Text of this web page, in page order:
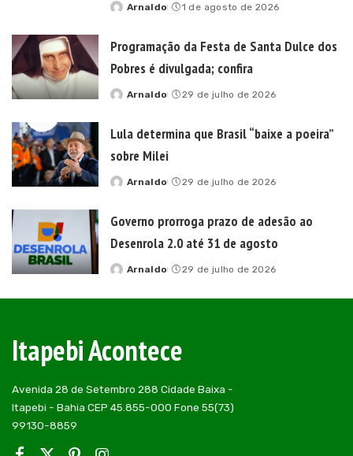
Posted
Arnaldo 1 de agosto de 2026
Programação da Festa de Santa Dulce dos
Pobres é divulgada; confira
Posted
Arnaldo 29 de julho de 2026
Lula determina que Brasil “baixe a poeira”
sobre Milei
Posted
Arnaldo 29 de julho de 2026
Governo prorroga prazo de adesão ao
Desenrola 2.0 até 31 de agosto
Posted
Arnaldo 29 de julho de 2026
Itapebi Acontece
Avenida 28 de Setembro 288 Cidade Baixa -
Itapebi - Bahia CEP 45.855-000 Fone 55(73)
99130-8859